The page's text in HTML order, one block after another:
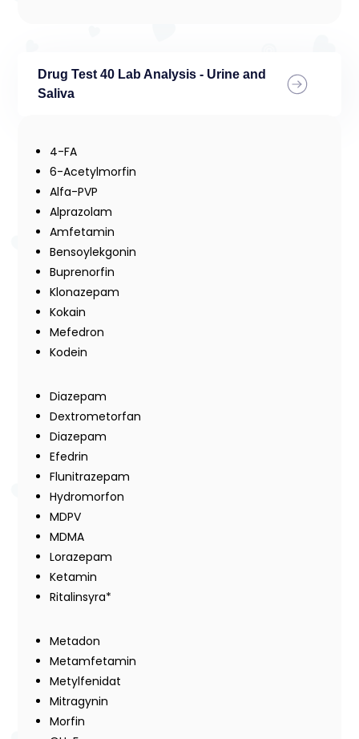
Drug Test 40 Lab Analysis - Urine and
Saliva
4-FA
6-Acetylmorfin
Alfa-PVP
Alprazolam
Amfetamin
Bensoylekgonin
Buprenorfin
Klonazepam
Kokain
Mefedron
Kodein
Diazepam
Dextrometorfan
Diazepam
Efedrin
Flunitrazepam
Hydromorfon
MDPV
MDMA
Lorazepam
Ketamin
Ritalinsyra*
Metadon
Metamfetamin
Metylfenidat
Mitragynin
Morfin